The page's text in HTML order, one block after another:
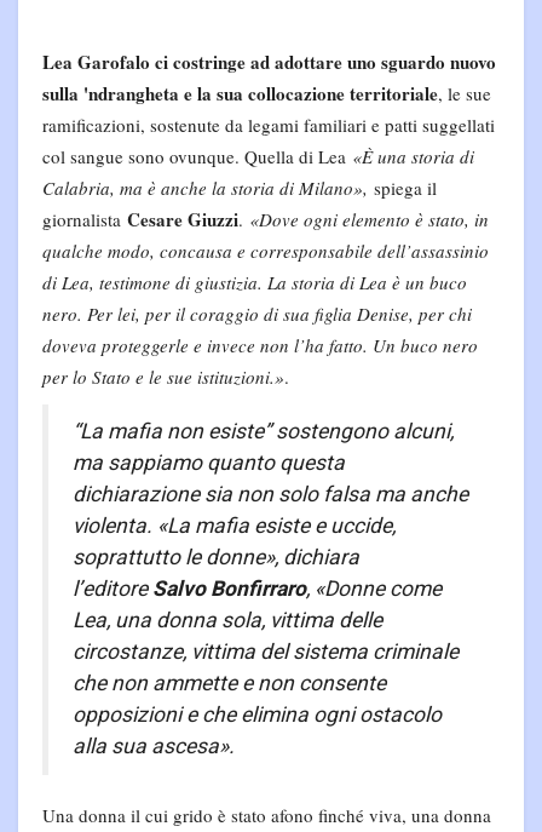
Lea Garofalo ci costringe ad adottare uno sguardo nuovo
sulla 'ndrangheta e la sua collocazione territoriale, le sue
ramificazioni, sostenute da legami familiari e patti suggellati
col sangue sono ovunque. Quella di Lea «È una storia di
Calabria, ma è anche la storia di Milano», spiega il
giornalista Cesare Giuzzi. «Dove ogni elemento è stato, in
qualche modo, concausa e corresponsabile dell’assassinio
di Lea, testimone di giustizia. La storia di Lea è un buco
nero. Per lei, per il coraggio di sua figlia Denise, per chi
doveva proteggerle e invece non l’ha fatto. Un buco nero
per lo Stato e le sue istituzioni.».
“La mafia non esiste” sostengono alcuni,
ma sappiamo quanto questa
dichiarazione sia non solo falsa ma anche
violenta. «La mafia esiste e uccide,
soprattutto le donne», dichiara
l’editoreSalvo Bonfirraro, «Donne come
Lea, una donna sola, vittima delle
circostanze, vittima del sistema criminale
che non ammette e non consente
opposizioni e che elimina ogni ostacolo
alla sua ascesa».
Una donna il cui grido è stato afono finché viva, una donna